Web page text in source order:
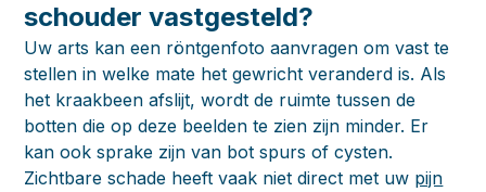
schouder vastgesteld?
Uw arts kan een röntgenfoto aanvragen om vast te
stellen in welke mate het gewricht veranderd is. Als
het kraakbeen afslijt, wordt de ruimte tussen de
botten die op deze beelden te zien zijn minder. Er
kan ook sprake zijn van bot spurs of cysten.
Zichtbare schade heeft vaak niet direct met uw pijn